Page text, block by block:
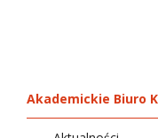
Akademickie Biuro